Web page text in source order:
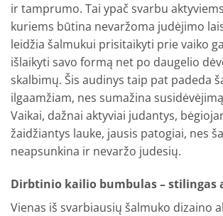
ir tamprumo. Tai ypač svarbu
kuriems būtina nevaržoma judėjimo
leidžia šalmukui prisitaikyti prie vaiko
išlaikyti savo formą net po daugelio
skalbimų. Šis audinys taip pat padeda
ilgaamžiam, nes sumažina
Vaikai, dažnai aktyviai judantys,
žaidžiantys lauke, jausis patogiai, nes
neapsunkina ir nevaržo judesių.
Dirbtinio kailio bumbulas – stilingas
Vienas iš svarbiausių šalmuko dizaino